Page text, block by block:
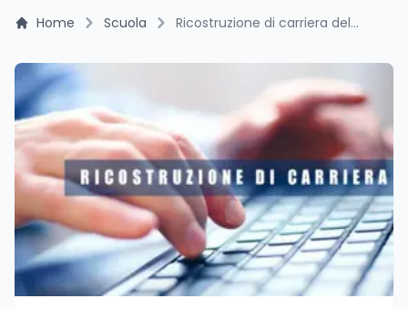
Home Scuola Ricostruzione di carriera del personale scolastico 2025: modalità, scadenze e novità